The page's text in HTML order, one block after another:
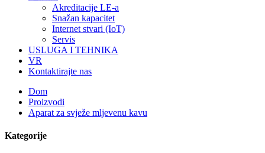
Akreditacije LE-a
Snažan kapacitet
Internet stvari (IoT)
Servis
USLUGA I TEHNIKA
VR
Kontaktirajte nas
Dom
Proizvodi
Aparat za svježe mljevenu kavu
Kategorije